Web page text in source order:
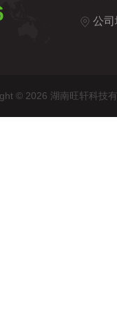
公
© 2026 湖南旺轩科技